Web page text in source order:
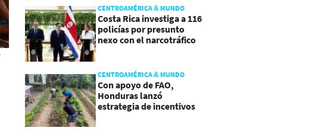
CENTROAMÉRICA & MUNDO
Costa Rica investiga a 116
policías por presunto
nexo con el narcotráfico
CENTROAMÉRICA & MUNDO
Con apoyo de FAO,
Honduras lanzó
estrategia de incentivos